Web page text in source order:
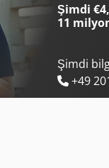
Şimdi
11
Şimdi
+49